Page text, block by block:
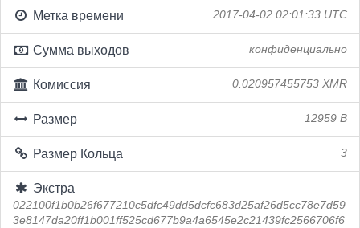
Метка времени 2017-04-02 02:01:33 UTC
Сумма выходов конфиденциально
Комиссия 0.020957455753 XMR
Размер 12959 B
Размер Кольца 3
Экстра
022100f1b0b26f677210c5dfc49dd5dcfc683d25af26d5cc78e7d59
3e8147da20ff1b001ff525cd677b9a4a6545e2c21439fc2566706f6